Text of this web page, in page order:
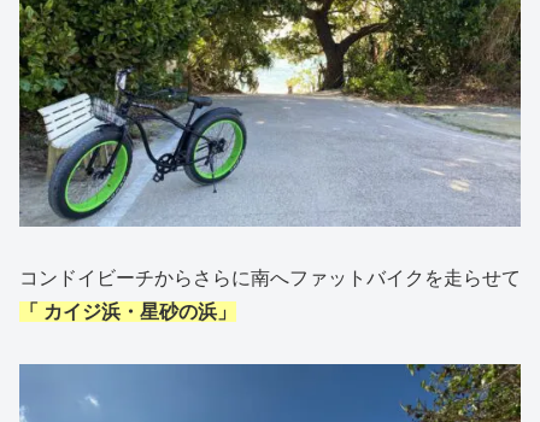
コンドイビーチからさらに南へファットバイクを走らせて
「 カイジ浜・星砂の浜」